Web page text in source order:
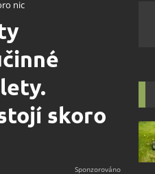
nic
skoro